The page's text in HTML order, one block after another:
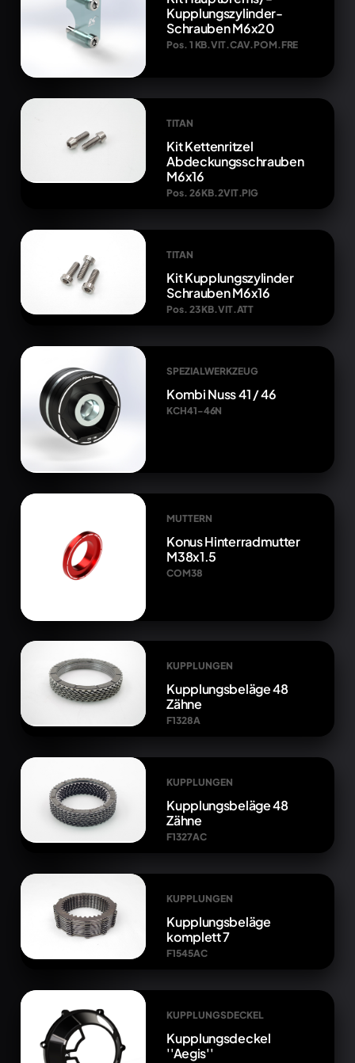
Kupplungszylinder-
Schrauben M6x20
Pos. 1 KB.VIT.CAV.POM.FRE
TITAN
Kit Kettenritzel
Abdeckungsschrauben
M6x16
Pos. 26 KB.2VIT.PIG
TITAN
Kit Kupplungszylinder
Schrauben M6x16
Pos. 23 KB.VIT.ATT
SPEZIALWERKZEUG
Kombi Nuss 41 / 46
KCH41-46N
MUTTERN
Konus Hinterradmutter
M38x1.5
COM38
KUPPLUNGEN
Kupplungsbeläge 48
Zähne
F1328A
KUPPLUNGEN
Kupplungsbeläge 48
Zähne
F1327AC
KUPPLUNGEN
Kupplungsbeläge
komplett 7
F1545AC
KUPPLUNGSDECKEL
Kupplungsdeckel
''Aegis''